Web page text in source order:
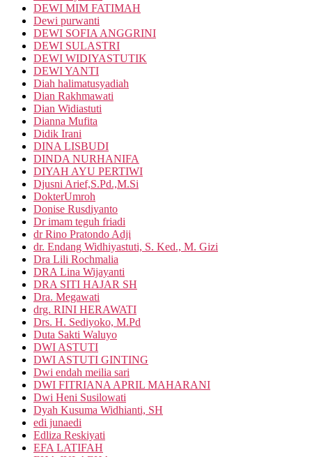
DEWI MIM FATIMAH
Dewi purwanti
DEWI SOFIA ANGGRINI
DEWI SULASTRI
DEWI WIDIYASTUTIK
DEWI YANTI
Diah halimatusyadiah
Dian Rakhmawati
Dian Widiastuti
Dianna Mufita
Didik Irani
DINA LISBUDI
DINDA NURHANIFA
DIYAH AYU PERTIWI
Djusni Arief,S.Pd.,M.Si
DokterUmroh
Donise Rusdiyanto
Dr imam teguh friadi
dr Rino Pratondo Adji
dr. Endang Widhiyastuti, S. Ked., M. Gizi
Dra Lili Rochmalia
DRA Lina Wijayanti
DRA SITI HAJAR SH
Dra. Megawati
drg. RINI HERAWATI
Drs. H. Sediyoko, M.Pd
Duta Sakti Waluyo
DWI ASTUTI
DWI ASTUTI GINTING
Dwi endah meilia sari
DWI FITRIANA APRIL MAHARANI
Dwi Heni Susilowati
Dyah Kusuma Widhianti, SH
edi junaedi
Edliza Reskiyati
EFA LATIFAH